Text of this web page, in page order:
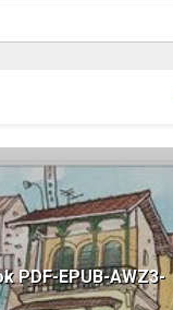
PDF-EPUB-AWZ3-